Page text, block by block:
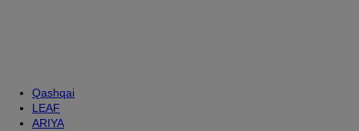
Qashqai
LEAF
ARIYA